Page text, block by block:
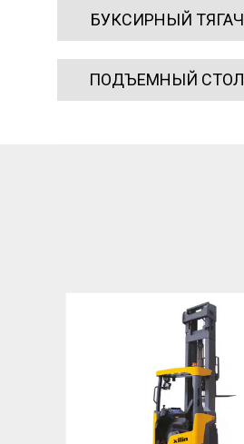
БУКСИРНЫЙ ТЯГАЧ
ПОДЪЕМНЫЙ СТОЛ